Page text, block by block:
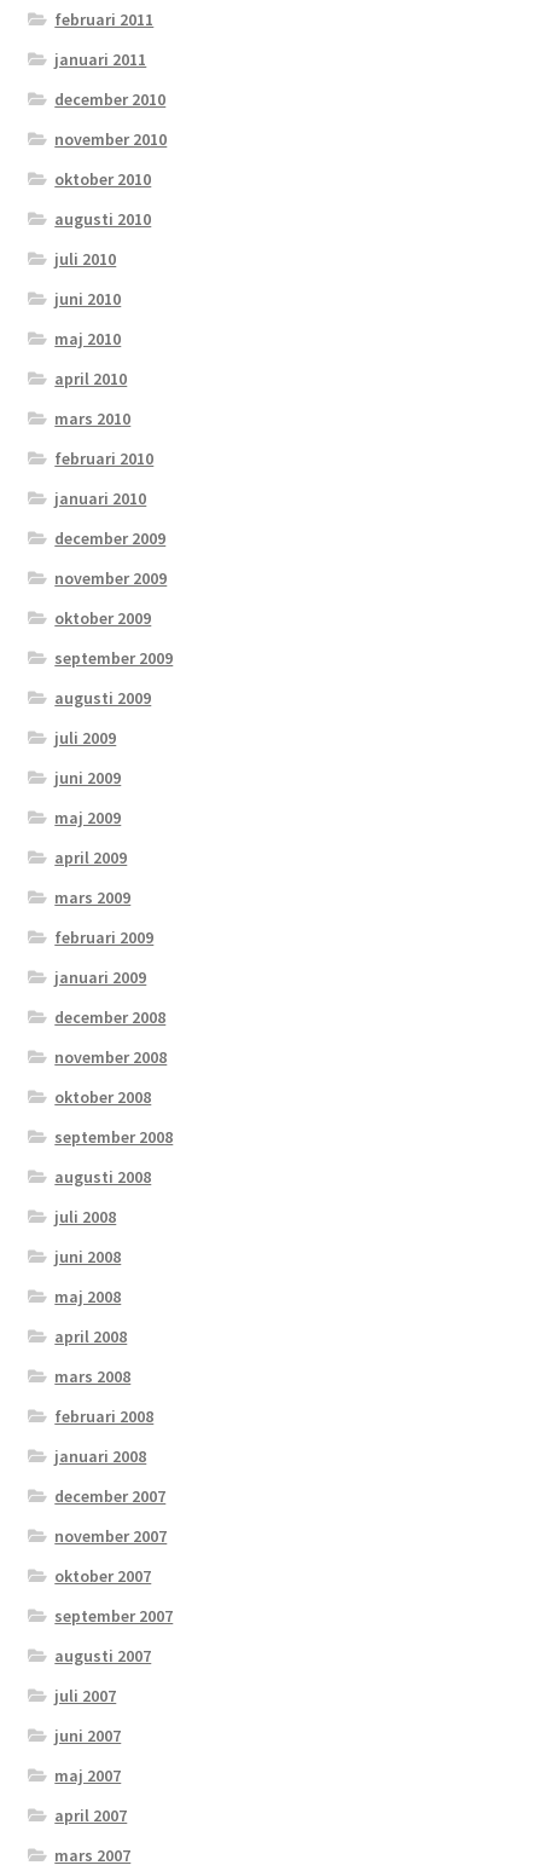
februari 2011
januari 2011
december 2010
november 2010
oktober 2010
augusti 2010
juli 2010
juni 2010
maj 2010
april 2010
mars 2010
februari 2010
januari 2010
december 2009
november 2009
oktober 2009
september 2009
augusti 2009
juli 2009
juni 2009
maj 2009
april 2009
mars 2009
februari 2009
januari 2009
december 2008
november 2008
oktober 2008
september 2008
augusti 2008
juli 2008
juni 2008
maj 2008
april 2008
mars 2008
februari 2008
januari 2008
december 2007
november 2007
oktober 2007
september 2007
augusti 2007
juli 2007
juni 2007
maj 2007
april 2007
mars 2007